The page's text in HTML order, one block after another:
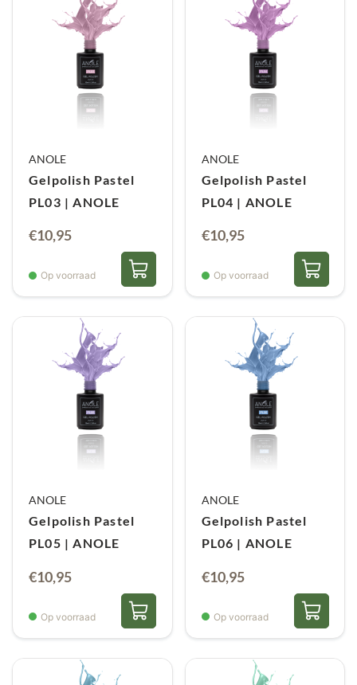
ANOLE
Gelpolish Pastel
PL03 | ANOLE
€10,95
Op voorraad
ANOLE
Gelpolish Pastel
PL04 | ANOLE
€10,95
Op voorraad
ANOLE
Gelpolish Pastel
PL05 | ANOLE
€10,95
Op voorraad
ANOLE
Gelpolish Pastel
PL06 | ANOLE
€10,95
Op voorraad